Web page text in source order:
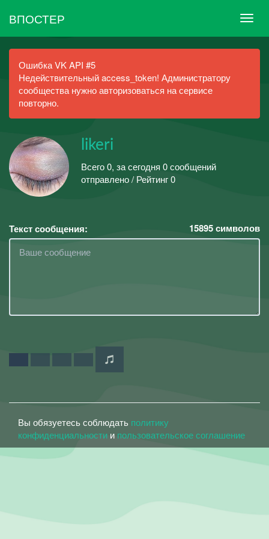
ВПОСТЕР
Ошибка VK API #5
Недействительный access_token! Администратору
сообщества нужно авторизоваться на сервисе
повторно.
likeri
Всего 0, за сегодня 0 сообщений
отправлено / Рейтинг 0
Текст сообщения: 15895символов
Вы обязуетесь соблюдать политику
конфиденциальности и пользовательское соглашение